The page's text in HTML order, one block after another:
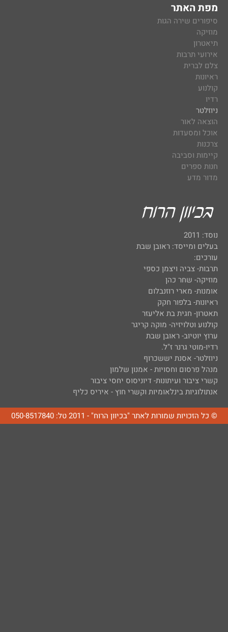
מפת האתר
סיפורים שירה הגות
מוזיקה
תיאטרון
אירועי תרבות
צלם לברית
ראיונות
קולנוע
רדיו
ניוזלטר
הוצאה לאור
אוכל ומסעדות
צרכנות
קיימות וסביבה
חנות ספרים
מדור מדע
נוסד: 2011
בעלים ומייסד: ראובן שבת
עורכים:
תרבות- צביה ויצמן כספי
מוזיקה- שחר כהן
אומנות- מארי רוזנבלום
ראיונות- בלפור חקק
תאטרון- חגית בת אליעזר
קולנוע וטלויזיה- מוקה קריגר
ערוץ יוטיוב- ראובן שבת
רדיו-מוטי גרנר ז"ל.
ניוזלטר- אסנת יששכרוף
מנהל פרסום וחסויות - אמנון שלמון
קשרי ציבור ועיתונות- דיוניסוס יחסי ציבור
אנתולוגיות בינלאומיות וקשרי חוץ - איריס כליף
© כל הזכויות שמורות לאתר "בכיוון הרוח" - 2011 טל: 050-8517840